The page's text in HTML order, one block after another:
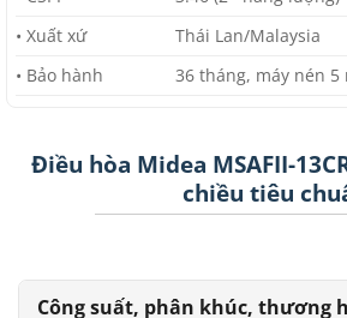
• Xuất xứ
Thái Lan/Malaysia
• Bảo hành
36 tháng, máy nén 5
Điều hòa Midea MSAFII-
chiều tiêu